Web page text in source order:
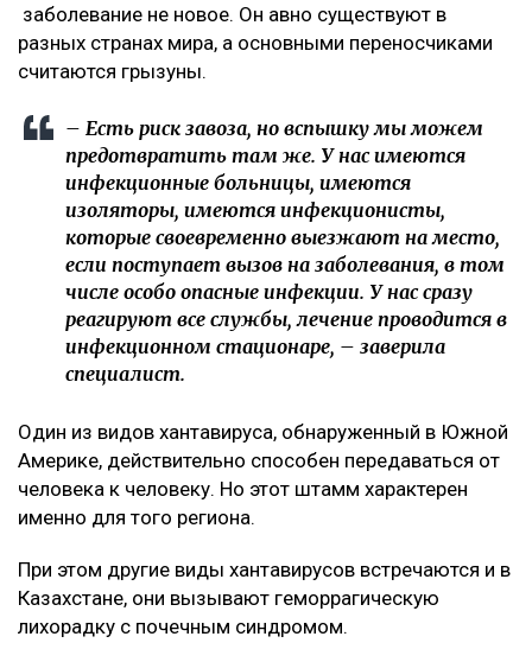
заболевание не новое. Он авно существуют в
разных странах мира, а основными переносчиками
считаются грызуны.
– Есть риск завоза, но вспышку мы можем
предотвратить там же. У нас имеются
инфекционные больницы, имеются
изоляторы, имеются инфекционисты,
которые своевременно выезжают на место,
если поступает вызов на заболевания, в том
числе особо опасные инфекции. У нас сразу
реагируют все службы, лечение проводится в
инфекционном стационаре, – заверила
специалист.
Один из видов хантавируса, обнаруженный в Южной
Америке, действительно способен передаваться от
человека к человеку. Но этот штамм характерен
именно для того региона.
При этом другие виды хантавирусов встречаются и в
Казахстане, они вызывают геморрагическую
лихорадку с почечным синдромом.